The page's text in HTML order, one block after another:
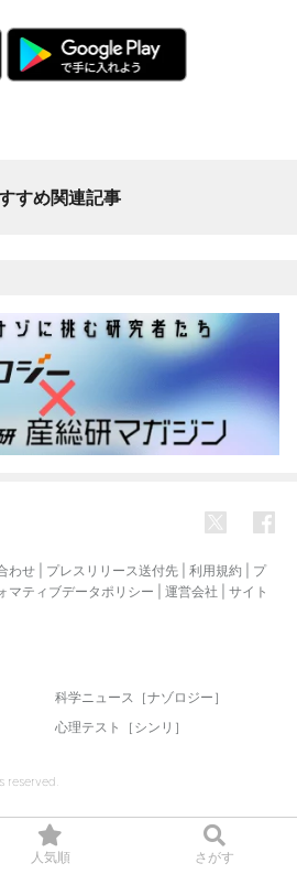
人気順 さがす
すめ関連記事
わせ プレスリリース送付先 利用規約
プ
マティブデータポリシー 運営会社
サイト
科学ニュース［ナゾロジー］
心理テスト［シンリ］
reserved.